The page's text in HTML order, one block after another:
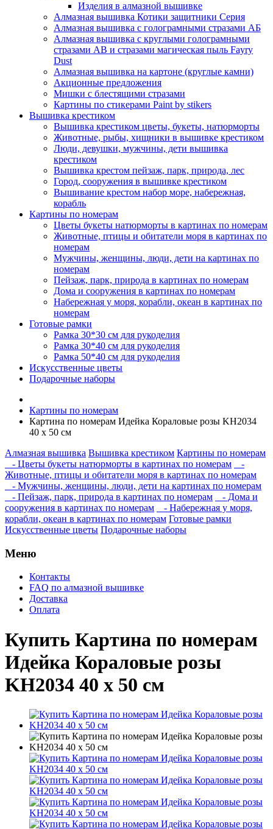
Изделия в алмазной вышивке
Алмазная вышивка Котики защитники Серия
Алмазная вышивка с голограмными стразами АБ
Алмазная вышивка с круглыми голограмными
стразами AB и стразами магическая пыль Fayry
Dust
Алмазная вышивка на картоне (круглые камни)
Акционные предложения
Мишки с блестящими стразами
Картины по стикерами Paint by stikers
Вышивка крестиком
Вышивка крестиком цветы, букеты, натюрморты
Животные, рыбы, хищники в вышивке крестиком
Люди, девушки, мужчины, дети вышивка
крестиком
Вышивка крестом пейзаж, парк, природа, лес
Город, сооружения в вышивке крестиком
Вышивание крестом набор море, набережная,
корабль
Картины по номерам
Цветы букеты натюрморты в картинах по номерам
Животные, птицы и обитатели моря в картинах по
номерам
Мужчины, женщины, люди, дети на картинах по
номерам
Пейзаж, парк, природа в картинах по номерам
Дома и сооружения в картинах по номерам
Набережная у моря, корабли, океан в картинах по
номерам
Готовые рамки
Рамка 30*30 см для рукоделия
Рамка 30*40 см для рукоделия
Рамка 50*40 см для рукоделия
Искусственные цветы
Подарочные наборы
Картины по номерам
Картина по номерам Идейка Кораловые розы KH2034
40 х 50 см
Алмазная вышивка Вышивка крестиком Картины по номерам
- Цветы букеты натюрморты в картинах по номерам
-
Животные, птицы и обитатели моря в картинах по номерам
- Мужчины, женщины, люди, дети на картинах по номерам
- Пейзаж, парк, природа в картинах по номерам
- Дома и
сооружения в картинах по номерам
- Набережная у моря,
корабли, океан в картинах по номерам Готовые рамки
Искусственные цветы Подарочные наборы
Меню
Контакты
FAQ по алмазной вышивке
Доставка
Оплата
Купить Картина по номерам
Идейка Кораловые розы
KH2034 40 х 50 см